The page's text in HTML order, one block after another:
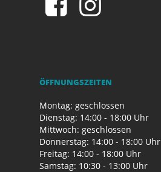
ÖFFNUNGSZEITEN
Montag: geschlossen
Dienstag: 14:00 - 18:00 Uhr
Mittwoch: geschlossen
Donnerstag: 14:00 - 18:00 Uhr
Freitag: 14:00 - 18:00 Uhr
Samstag: 10:30 - 13:00 Uhr